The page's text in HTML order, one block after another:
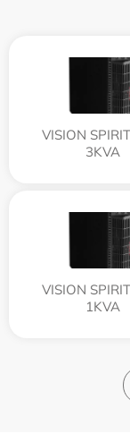
VISION
3KVA
VISION
1KVA